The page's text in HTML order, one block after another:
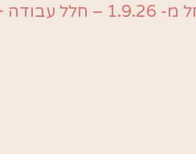
ילדים! | משחקייה מונטסורית | גן עם אמאבא